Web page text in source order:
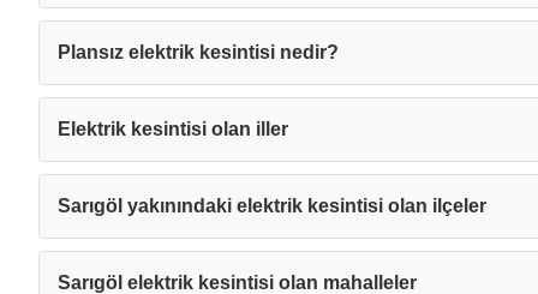
Plansız elektrik kesintisi nedir?
Elektrik kesintisi olan iller
Sarıgöl yakınındaki elektrik kesintisi olan ilçeler
Sarıgöl elektrik kesintisi olan mahalleler